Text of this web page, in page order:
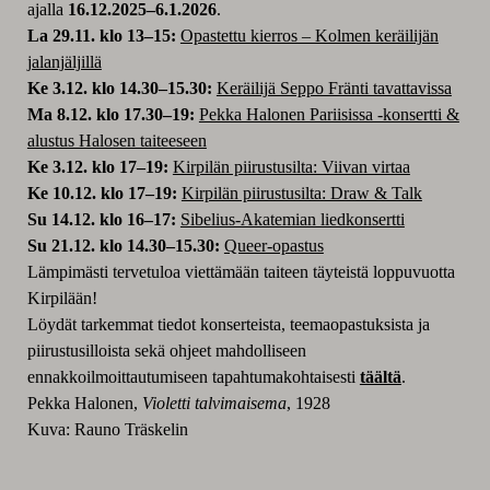
ajalla 16.12.2025–6.1.2026.
La 29.11. klo 13–15: Opastettu kierros – Kolmen keräilijän
jalanjäljillä
Ke 3.12. klo 14.30–15.30: Keräilijä Seppo Fränti tavattavissa
Ma 8.12. klo 17.30–19: Pekka Halonen Pariisissa -konsertti &
alustus Halosen taiteeseen
Ke 3.12. klo 17–19: Kirpilän piirustusilta: Viivan virtaa
Ke 10.12. klo 17–19: Kirpilän piirustusilta: Draw & Talk
Su 14.12. klo 16–17: Sibelius-Akatemian liedkonsertti
Su 21.12. klo 14.30–15.30: Queer-opastus
Lämpimästi tervetuloa viettämään taiteen täyteistä loppuvuotta
Kirpilään!
Löydät tarkemmat tiedot konserteista, teemaopastuksista ja
piirustusilloista sekä ohjeet mahdolliseen
ennakkoilmoittautumiseen tapahtumakohtaisesti täältä.
Pekka Halonen, Violetti talvimaisema, 1928
Kuva: Rauno Träskelin